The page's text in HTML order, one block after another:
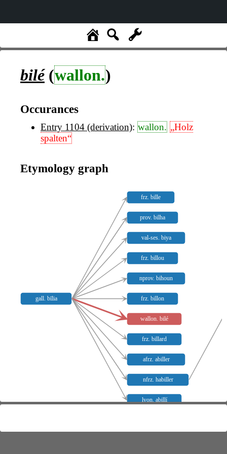
bilé(wallon.)
Occurances
Entry 1104 (derivation): wallon. „Holz
spalten“
Etymology graph
gall. bīlia
frz. bille
prov. bilha
val-ses. biya
frz. billou
nprov. bihoun
frz. billon
wallon. bilé
frz. billard
afrz. abiller
nfrz. habiller
lyon. abillí